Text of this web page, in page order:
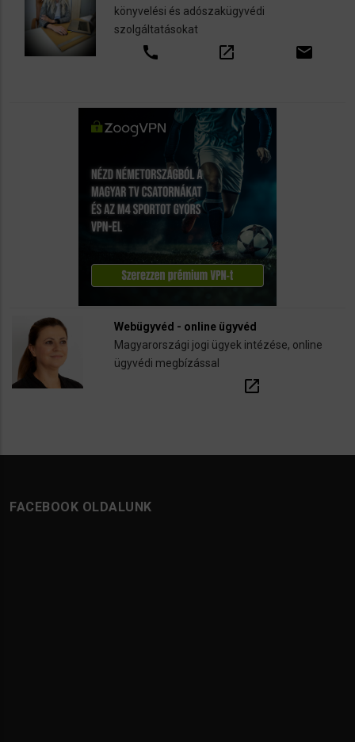
könyvelési és adószakügyvédi
szolgáltatásokat
call open_in_new email
Webügyvéd - online ügyvéd
Magyarországi jogi ügyek intézése, online
ügyvédi megbízással
open_in_new
FACEBOOK OLDALUNK